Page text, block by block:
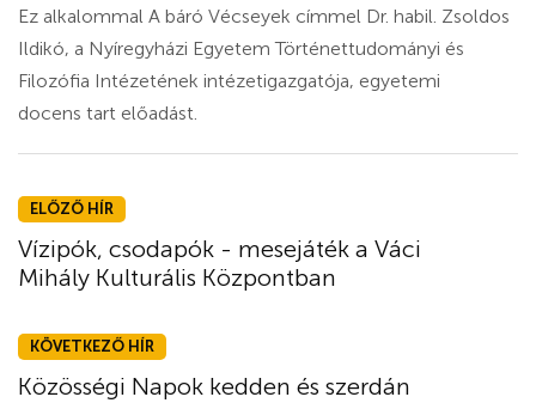
Ez alkalommal A báró Vécseyek címmel Dr. habil. Zsoldos
Ildikó, a Nyíregyházi Egyetem Történettudományi és
Filozófia Intézetének intézetigazgatója, egyetemi
docens tart előadást.
ELŐZŐ HÍR
Vízipók, csodapók - mesejáték a Váci
Mihály Kulturális Központban
KÖVETKEZŐ HÍR
Közösségi Napok kedden és szerdán